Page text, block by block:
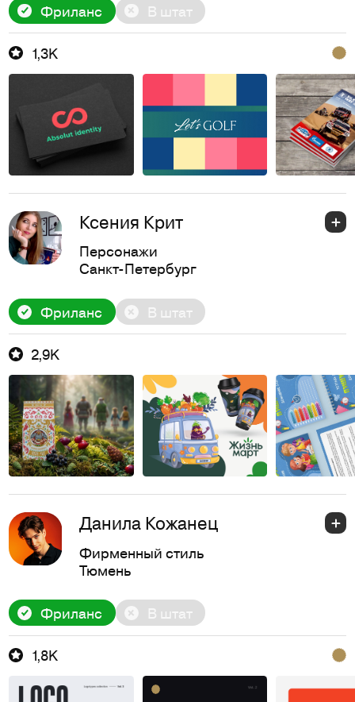
Фриланс В штат
1,3K
Ксения Крит
Персонажи
Санкт-Петербург
Фриланс В штат
2,9K
Данила Кожанец
Фирменный стиль
Тюмень
Фриланс В штат
1,8K